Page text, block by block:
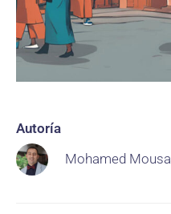
Autoría
Mohamed Mousa